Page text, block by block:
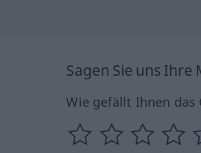
Sagen Sie uns Ihre
Wie gefällt Ihnen das